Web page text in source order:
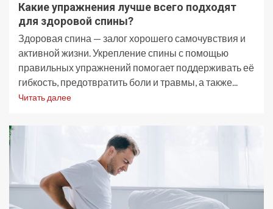
Какие упражнения лучше всего подходят
для здоровой спины?
Здоровая спина — залог хорошего самочувствия и
активной жизни. Укрепление спины с помощью
правильных упражнений помогает поддерживать её
гибкость, предотвратить боли и травмы, а также...
Читать далее